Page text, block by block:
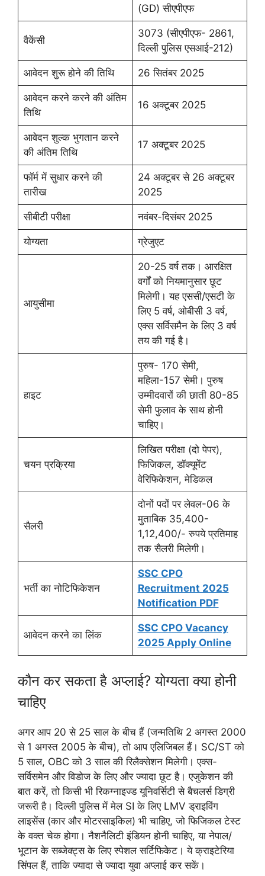
(GD) सीएपीएफ
वैकेंसी
3073 (सीएपीएफ- 2861,
दिल्ली पुलिस एसआई-212)
आवेदन शुरू होने की तिथि 26 सितंबर 2025
आवेदन करने करने की अंतिम
तिथि
16 अक्टूबर 2025
आवेदन शुल्क भुगतान करने
की अंतिम तिथि
17 अक्टूबर 2025
फॉर्म में सुधार करने की
तारीख
24 अक्टूबर से 26 अक्टूबर
2025
सीबीटी परीक्षा नवंबर-दिसंबर 2025
योग्यता ग्रेजुएट
आयुसीमा
20-25 वर्ष तक। आरक्षित
वर्गों को नियमानुसार छूट
मिलेगी। यह एससी/एसटी के
लिए 5 वर्ष, ओबीसी 3 वर्ष,
एक्स सर्विसमैन के लिए 3 वर्ष
तय की गई है।
हाइट
पुरुष- 170 सेमी,
महिला-157 सेमी। पुरुष
उम्मीदवारों की छाती 80-85
सेमी फुलाव के साथ होनी
चाहिए।
चयन प्रक्रिया
लिखित परीक्षा (दो पेपर),
फिजिकल, डॉक्यूमेंट
वेरिफिकेशन, मेडिकल
सैलरी
दोनों पदों पर लेवल-06 के
मुताबिक 35,400-
1,12,400/- रुपये प्रतिमाह
तक सैलरी मिलेगी।
भर्ती का नोटिफिकेशन
SSC CPO
Recruitment 2025
Notification PDF
आवेदन करने का लिंक
SSC CPO Vacancy
2025 Apply Online
कौन कर सकता है अप्लाई? योग्यता क्या होनी
चाहिए
अगर आप 20 से 25 साल के बीच हैं (जन्मतिथि 2 अगस्त 2000
से 1 अगस्त 2005 के बीच), तो आप एलिजिबल हैं। SC/ST को
5 साल, OBC को 3 साल की रिलैक्सेशन मिलेगी। एक्स-
सर्विसमेन और विडोज के लिए और ज्यादा छूट है। एजुकेशन की
बात करें, तो किसी भी रिकग्नाइज्ड यूनिवर्सिटी से बैचलर्स डिग्री
जरूरी है। दिल्ली पुलिस में मेल SI के लिए LMV ड्राइविंग
लाइसेंस (कार और मोटरसाइकिल) भी चाहिए, जो फिजिकल टेस्ट
के वक्त चेक होगा। नैशनैलिटी इंडियन होनी चाहिए, या नेपाल/
भूटान के सब्जेक्ट्स के लिए स्पेशल सर्टिफिकेट। ये क्राइटेरिया
सिंपल हैं, ताकि ज्यादा से ज्यादा युवा अप्लाई कर सकें।